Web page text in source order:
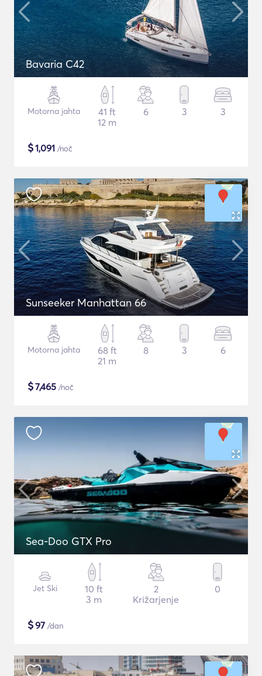
Bavaria C42
Motorna jahta
41 ft
12 m
6 3 3
$1,091 /noč
Sunseeker Manhattan 66
Motorna jahta
68 ft
21 m
8 3 6
$7,465 /noč
Sea-Doo GTX Pro
Jet Ski
10 ft
3 m
2
Križarjenje
0
$97 /dan